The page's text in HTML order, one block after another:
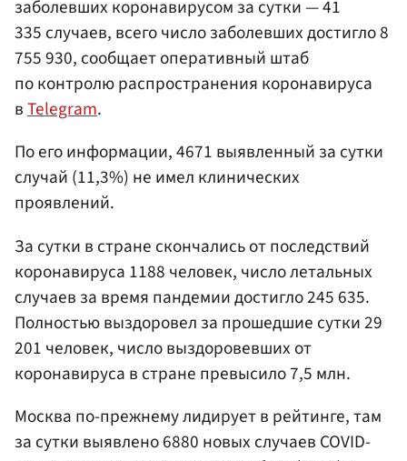
заболевших коронавирусом за сутки — 41
335 случаев, всего число заболевших достигло 8
755 930, сообщает оперативный штаб
по контролю распространения коронавируса
вTelegram.
По его информации, 4671 выявленный за сутки
случай (11,3%) не имел клинических
проявлений.
За сутки в стране скончались от последствий
коронавируса 1188 человек, число летальных
случаев за время пандемии достигло 245 635.
Полностью выздоровел за прошедшие сутки 29
201 человек, число выздоровевших от
коронавируса в стране превысило 7,5 млн.
Москва по-прежнему лидирует в рейтинге, там
за сутки выявлено 6880 новых случаев COVID-